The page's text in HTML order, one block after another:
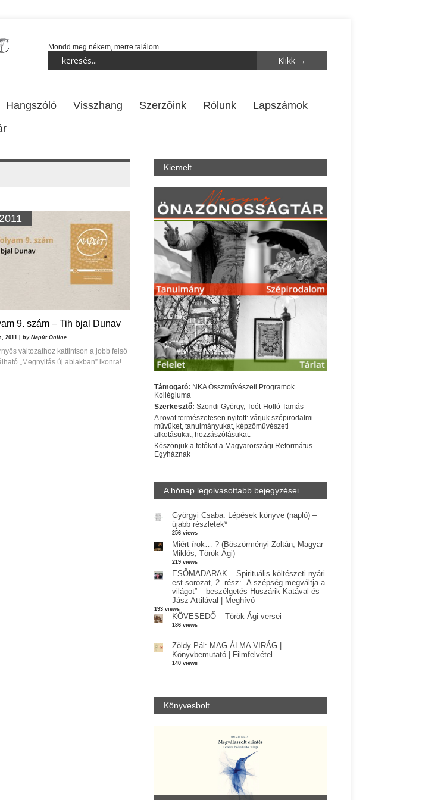
Mondd meg nékem, merre találom…
Hangszóló Visszhang Szerzőink Rólunk
Lapszámok
9. szám – Tih bjal Dunav
2011 | by Napút Online
változathoz kattintson a jobb felső
„Megnyitás új ablakban” ikonra!
Kiemelt
Támogató: NKA Összművészeti Programok
Kollégiuma
Szerkesztő: Szondi György, Toót-Holló Tamás
A rovat természetesen nyitott: várjuk szépirodalmi
művüket, tanulmányukat, képzőművészeti
alkotásukat, hozzászólásukat.
Köszönjük a fotókat a Magyarországi Református
Egyháznak
A hónap legolvasottabb bejegyzései
Györgyi Csaba: Lépések könyve (napló) –
újabb részletek*
256 views
Miért írok… ? (Böszörményi Zoltán, Magyar
Miklós, Török Ági)
219 views
ESŐMADARAK – Spirituális költészeti nyári
est-sorozat, 2. rész: „A szépség megváltja a
világot” – beszélgetés Huszárik Katával és
Jász Attilával | Meghívó
193 views
KÖVESEDŐ – Török Ági versei
186 views
Zöldy Pál: MAG ÁLMA VIRÁG |
Könyvbemutató | Filmfelvétel
140 views
Könyvesbolt